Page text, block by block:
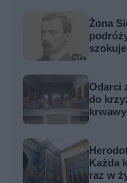
Żona
szokuje
Odarci
do
Każda
raz w